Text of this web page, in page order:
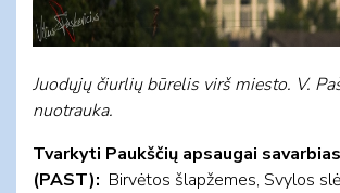
Juodųjų čiurlių būrelis virš miesto. V.
nuotrauka.
Tvarkyti Paukščių apsaugai
(PAST): Birvėtos šlapžemes, Svylos